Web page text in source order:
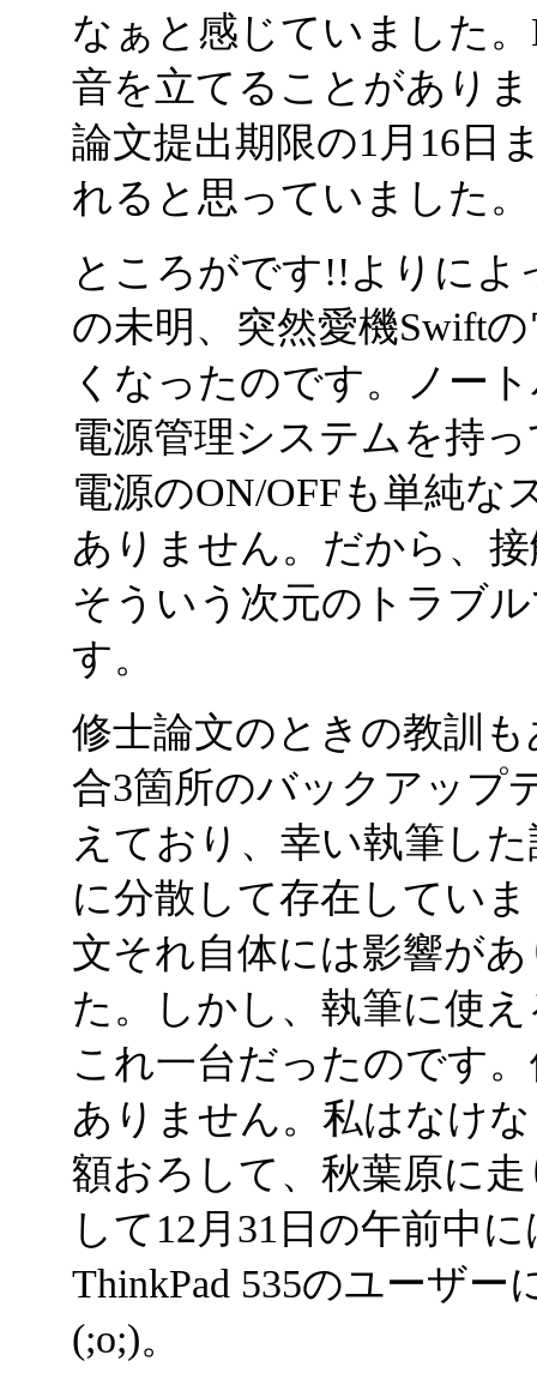
なぁと感じていました
音を立てることがあり
論文提出期限の1月16日
れると思っていました。
ところがです!!よりによ
の未明、突然愛機Swift
くなったのです。ノー
電源管理システムを持
電源のON/OFFも単純な
ありません。だから、
そういう次元のトラブ
す。
修士論文のときの教訓
合3箇所のバックアップ
えており、幸い執筆し
に分散して存在してい
文それ自体には影響が
た。しかし、執筆に使
これ一台だったのです
ありません。私はなけ
額おろして、秋葉原に
して12月31日の午前中
ThinkPad 535のユーザー
(;o;)。